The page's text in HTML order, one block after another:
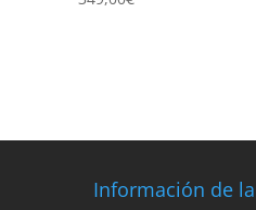
Información de